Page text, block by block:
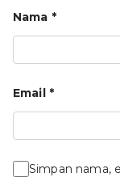
Nama *
Email *
Simpan nama,